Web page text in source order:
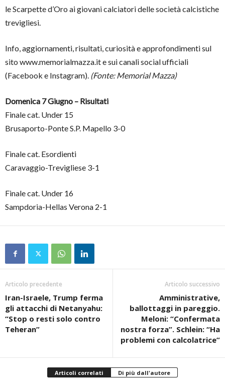
le Scarpette d’Oro ai giovani calciatori delle società calcistiche
trevigliesi.
Info, aggiornamenti, risultati, curiosità e approfondimenti sul
sito www.memorialmazza.it e sui canali social ufficiali
(Facebook e Instagram). (Fonte: Memorial Mazza)
Domenica 7 Giugno – Risultati
Finale cat. Under 15
Brusaporto-Ponte S.P. Mapello 3-0
Finale cat. Esordienti
Caravaggio-Trevigliese 3-1
Finale cat. Under 16
Sampdoria-Hellas Verona 2-1
Articolo precedente
Iran-Israele, Trump ferma
gli attacchi di Netanyahu:
“Stop o resti solo contro
Teheran”
Articolo successivo
Amministrative,
ballottaggi in pareggio.
Meloni: “Confermata
nostra forza”. Schlein: “Ha
problemi con calcolatrice”
Articoli correlati Di più dall'autore